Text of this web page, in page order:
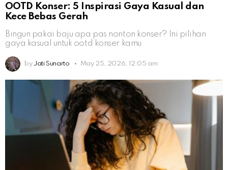
OOTD Konser: 5 Inspirasi Gaya Kasual dan
Kece Bebas Gerah
Bingun pakai baju apa pas nonton konser? Ini pilihan
gaya kasual untuk ootd konser kamu
by Jati Sunarto May 25, 2026, 12:05 am